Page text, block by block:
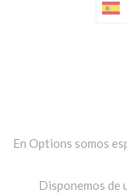
En Options somos
Disponemos de